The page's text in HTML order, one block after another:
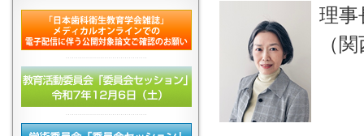
理
（